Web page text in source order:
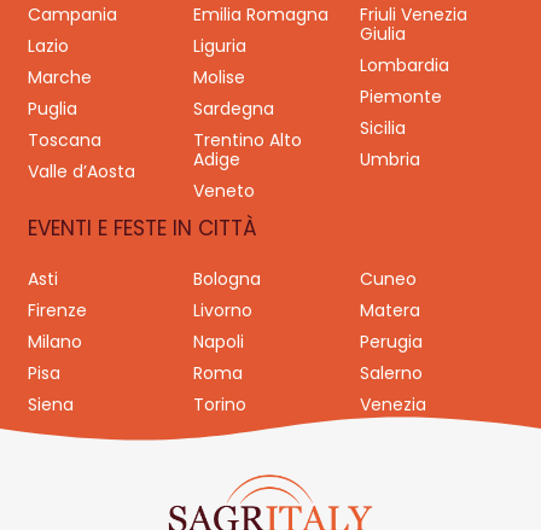
Campania
Emilia Romagna
Friuli Venezia
Giulia
Lazio
Liguria
Lombardia
Marche
Molise
Piemonte
Puglia
Sardegna
Sicilia
Toscana
Trentino Alto
Adige
Umbria
Valle d’Aosta
Veneto
EVENTI E FESTE IN CITTÀ
Asti Bologna
Cuneo
Firenze
Livorno
Matera
Milano
Napoli
Perugia
Pisa
Roma
Salerno
Siena
Torino Venezia